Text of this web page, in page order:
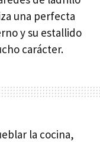
una perfecta
y su estallido
carácter.
la cocina,